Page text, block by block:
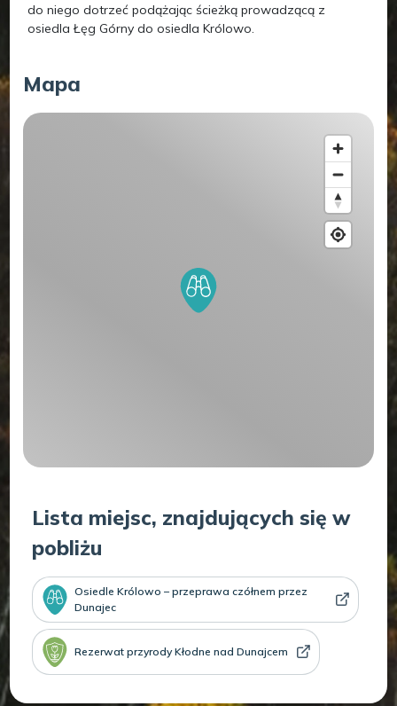
do niego dotrzeć podążając ścieżką prowadzącą z
osiedla Łęg Górny do osiedla Królowo.
Mapa
Lista miejsc, znajdujących się w
pobliżu
Osiedle Królowo – przeprawa czółnem przez
Dunajec
Rezerwat przyrody Kłodne nad Dunajcem